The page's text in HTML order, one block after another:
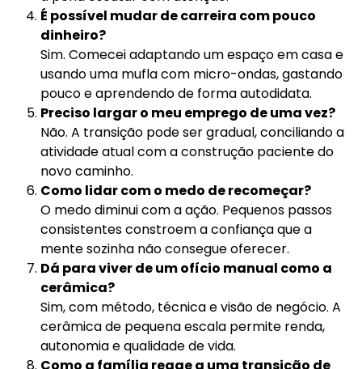
É possível mudar de carreira com pouco
dinheiro?
Sim. Comecei adaptando um espaço em casa e
usando uma mufla com micro-ondas, gastando
pouco e aprendendo de forma autodidata.
Preciso largar o meu emprego de uma vez?
Não. A transição pode ser gradual, conciliando a
atividade atual com a construção paciente do
novo caminho.
Como lidar com o medo de recomeçar?
O medo diminui com a ação. Pequenos passos
consistentes constroem a confiança que a
mente sozinha não consegue oferecer.
Dá para viver de um ofício manual como a
cerâmica?
Sim, com método, técnica e visão de negócio. A
cerâmica de pequena escala permite renda,
autonomia e qualidade de vida.
Como a família reage a uma transição de